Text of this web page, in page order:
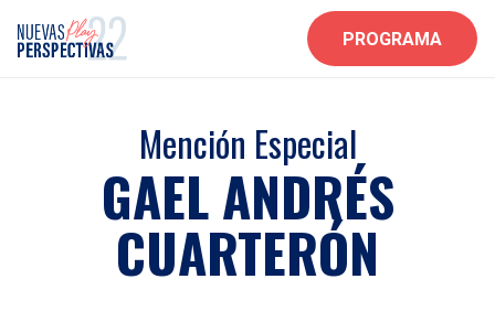
PROGRAMA
Mención Especial
GAEL ANDRÉS
CUARTERÓN